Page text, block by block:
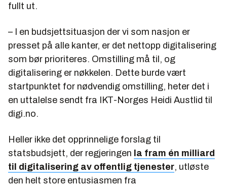
fullt ut.
– I en budsjettsituasjon der vi som nasjon er
presset på alle kanter, er det nettopp digitalisering
som bør prioriteres. Omstilling må til, og
digitalisering er nøkkelen. Dette burde vært
startpunktet for nødvendig omstilling, heter det i
en uttalelse sendt fra IKT-Norges Heidi Austlid til
digi.no.
Heller ikke det opprinnelige forslag til
statsbudsjett, der regjeringen la fram én milliard
til digitalisering av offentlig tjenester, utløste
den helt store entusiasmen fra